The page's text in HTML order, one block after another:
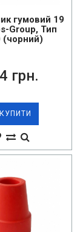
гумовий 19
Group, Тип
(чорний)
грн.
КУПИТИ